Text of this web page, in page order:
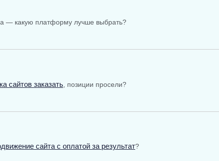
— какую платформу лучше выбрать?
сайтов заказать , позиции просели?
сайта с оплатой за результат?